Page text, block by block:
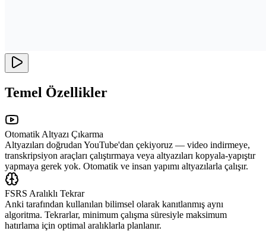
Temel Özellikler
Otomatik Altyazı Çıkarma
Altyazıları doğrudan YouTube'dan çekiyoruz — video indirmeye,
transkripsiyon araçları çalıştırmaya veya altyazıları kopyala-yapıştır
yapmaya gerek yok. Otomatik ve insan yapımı altyazılarla çalışır.
FSRS Aralıklı Tekrar
Anki tarafından kullanılan bilimsel olarak kanıtlanmış aynı
algoritma. Tekrarlar, minimum çalışma süresiyle maksimum
hatırlama için optimal aralıklarla planlanır.